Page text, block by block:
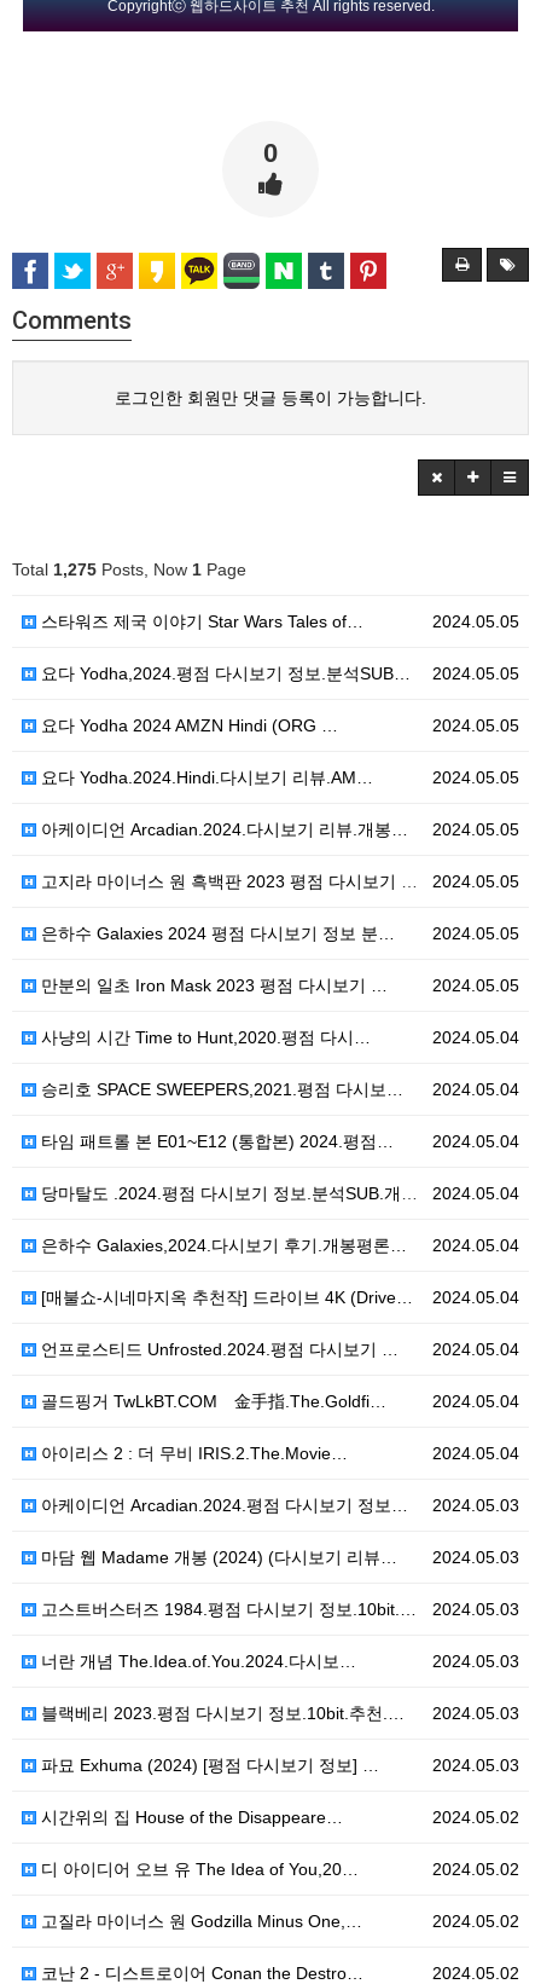
Copyrightⓒ 웹하드사이트 추천 All rights reserved.
0
Comments
로그인한 회원만 댓글 등록이 가능합니다.
Total 1,275 Posts, Now 1 Page
2024.05.05
스타워즈 제국 이야기 Star Wars Tales of…
2024.05.05
요다 Yodha,2024.평점 다시보기 정보.분석SUB…
2024.05.05
요다 Yodha 2024 AMZN Hindi (ORG …
2024.05.05
요다 Yodha.2024.Hindi.다시보기 리뷰.AM…
2024.05.05
아케이디언 Arcadian.2024.다시보기 리뷰.개봉…
2024.05.05
고지라 마이너스 원 흑백판 2023 평점 다시보기 정보…
2024.05.05
은하수 Galaxies 2024 평점 다시보기 정보 분…
2024.05.05
만분의 일초 Iron Mask 2023 평점 다시보기 …
2024.05.04
사냥의 시간 Time to Hunt,2020.평점 다시…
2024.05.04
승리호 SPACE SWEEPERS,2021.평점 다시보…
2024.05.04
타임 패트롤 본 E01~E12 (통합본) 2024.평점…
2024.05.04
당마탈도 .2024.평점 다시보기 정보.분석SUB.개봉…
2024.05.04
은하수 Galaxies,2024.다시보기 후기.개봉평론…
2024.05.04
[매불쇼-시네마지옥 추천작] 드라이브 4K (Drive…
2024.05.04
언프로스티드 Unfrosted.2024.평점 다시보기 …
2024.05.04
골드핑거 TwLkBT.COM 金手指.The.Goldfi…
2024.05.04
아이리스 2 : 더 무비 IRIS.2.The.Movie…
2024.05.03
아케이디언 Arcadian.2024.평점 다시보기 정보…
2024.05.03
마담 웹 Madame 개봉 (2024) (다시보기 리뷰…
2024.05.03
고스트버스터즈 1984.평점 다시보기 정보.10bit.…
2024.05.03
너란 개념 The.Idea.of.You.2024.다시보…
2024.05.03
블랙베리 2023.평점 다시보기 정보.10bit.추천.…
2024.05.03
파묘 Exhuma (2024) [평점 다시보기 정보] …
2024.05.02
시간위의 집 House of the Disappeare…
2024.05.02
디 아이디어 오브 유 The Idea of You,20…
2024.05.02
고질라 마이너스 원 Godzilla Minus One,…
2024.05.02
코난 2 - 디스트로이어 Conan the Destro…